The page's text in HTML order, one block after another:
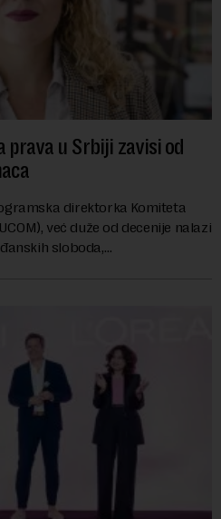
prava u Srbiji zavisi od
direktorka Komiteta
već duže od decenije nalazi
sloboda,